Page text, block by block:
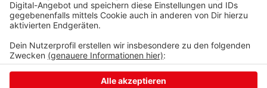
Anzeige